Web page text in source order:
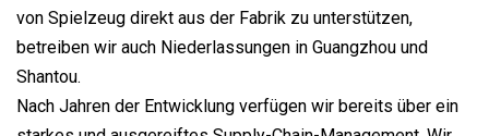
von Spielzeug direkt aus der Fabrik zu unterstützen,
betreiben wir auch Niederlassungen in Guangzhou und
Shantou.
Nach Jahren der Entwicklung verfügen wir bereits über ein